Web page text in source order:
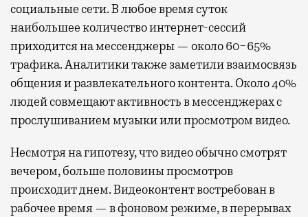
социальные сети. В любое время суток
наибольшее количество интернет-сессий
приходится на мессенджеры — около 60−65%
трафика. Аналитики также заметили взаимосвязь
общения и развлекательного контента. Около 40%
людей совмещают активность в мессенджерах с
прослушиванием музыки или просмотром видео.
Несмотря на гипотезу, что видео обычно смотрят
вечером, больше половины просмотров
происходит днем. Видеоконтент востребован в
рабочее время — в фоновом режиме, в перерывах